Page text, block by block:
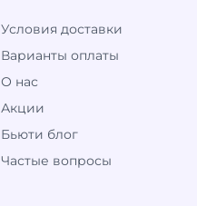
Условия доставки
Варианты оплаты
О нас
Акции
Бьюти блог
Частые вопросы